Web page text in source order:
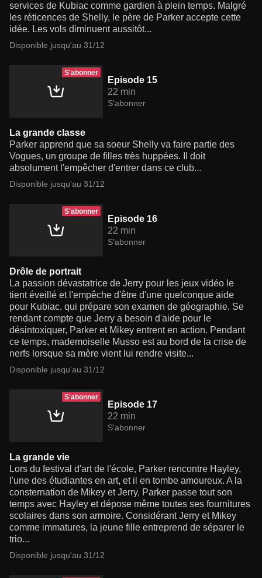
services de Kubiac comme gardien à plein temps. Malgré
les réticences de Shelly, le père de Parker accepte cette
idée. Les vols diminuent aussitôt...
Disponible jusqu'au 31/12
S'abonner
Episode 15
22 min
S'abonner
La grande classe
Parker apprend que sa soeur Shelly va faire partie des
Vogues, un groupe de filles très huppées. Il doit
absolument l'empêcher d'entrer dans ce club...
Disponible jusqu'au 31/12
S'abonner
Episode 16
22 min
S'abonner
Drôle de portrait
La passion dévastatrice de Jerry pour les jeux vidéo le
tient éveillé et l'empêche d'être d'une quelconque aide
pour Kubiac, qui prépare son examen de géographie. Se
rendant compte que Jerry a besoin d'aide pour le
désintoxiquer, Parker et Mikey entrent en action. Pendant
ce temps, mademoiselle Musso est au bord de la crise de
nerfs lorsque sa mère vient lui rendre visite...
Disponible jusqu'au 31/12
S'abonner
Episode 17
22 min
S'abonner
La grande vie
Lors du festival d'art de l'école, Parker rencontre Hayley,
l'une des étudiantes en art, et il en tombe amoureux. A la
consternation de Mikey et Jerry, Parker passe tout son
temps avec Hayley et dépose même toutes ses fournitures
scolaires dans son armoire. Considérant Jerry et Mikey
comme immatures, la jeune fille entreprend de séparer le
trio...
Disponible jusqu'au 31/12